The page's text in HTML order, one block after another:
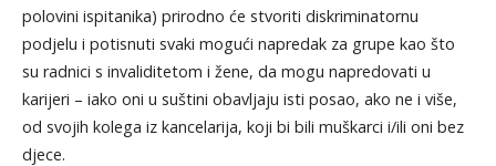
polovini ispitanika) prirodno će stvoriti diskriminatornu
podjelu i potisnuti svaki mogući napredak za grupe kao što
su radnici s invaliditetom i žene, da mogu napredovati u
karijeri – iako oni u suštini obavljaju isti posao, ako ne i više,
od svojih kolega iz kancelarija, koji bi bili muškarci i/ili oni bez
djece.